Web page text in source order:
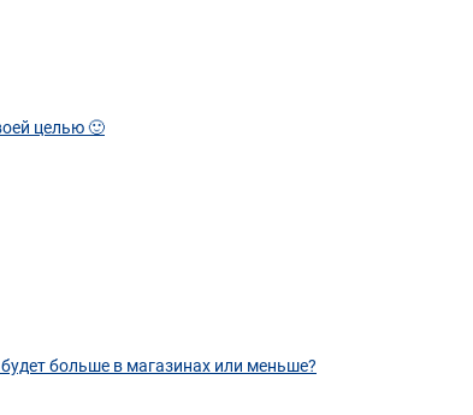
целью 🙂
больше в магазинах или меньше?